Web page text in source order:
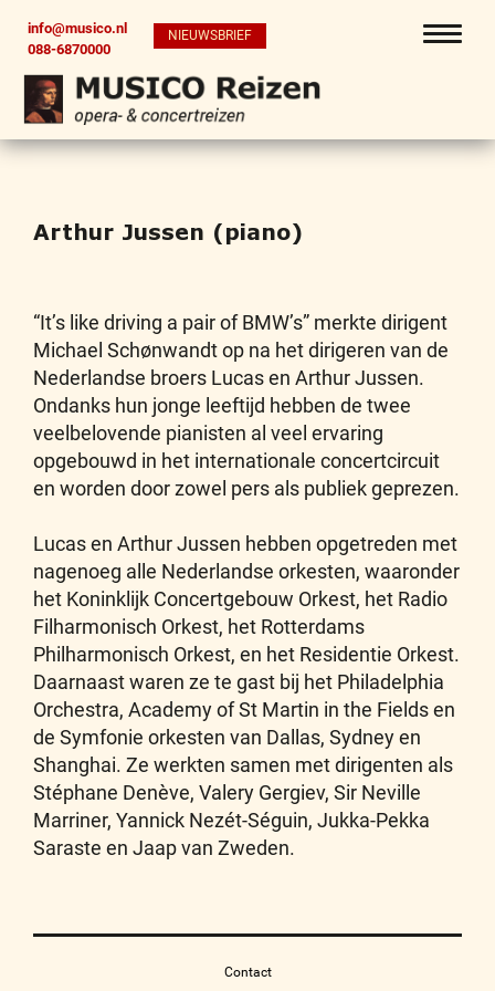
info@musico.nl
088-6870000
NIEUWSBRIEF
Arthur Jussen (piano)
“It’s like driving a pair of BMW’s” merkte dirigent
Michael Schønwandt op na het dirigeren van de
Nederlandse broers Lucas en Arthur Jussen.
Ondanks hun jonge leeftijd hebben de twee
veelbelovende pianisten al veel ervaring
opgebouwd in het internationale concertcircuit
en worden door zowel pers als publiek geprezen.
Lucas en Arthur Jussen hebben opgetreden met
nagenoeg alle Nederlandse orkesten, waaronder
het Koninklijk Concertgebouw Orkest, het Radio
Filharmonisch Orkest, het Rotterdams
Philharmonisch Orkest, en het Residentie Orkest.
Daarnaast waren ze te gast bij het Philadelphia
Orchestra, Academy of St Martin in the Fields en
de Symfonie orkesten van Dallas, Sydney en
Shanghai. Ze werkten samen met dirigenten als
Stéphane Denève, Valery Gergiev, Sir Neville
Marriner, Yannick Nezét-Séguin, Jukka-Pekka
Saraste en Jaap van Zweden.
Contact